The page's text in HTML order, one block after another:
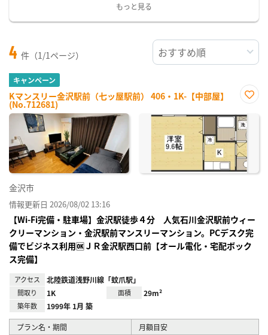
もっと見る
4 件（1/1ページ）
キャンペーン
Kマンスリー金沢駅前（七ッ屋駅前） 406・1K-【中部屋】
(No.712681)
に入
り登
録
金沢市
情報更新日 2026/08/02 13:16
【Wi-Fi完備・駐車場】金沢駅徒歩４分 人気石川金沢駅前ウィー
クリーマンション・金沢駅前マンスリーマンション。PCデスク完
備でビジネス利用🆗ＪＲ金沢駅西口前【オール電化・宅配ボック
ス完備】
アクセス 北陸鉄道浅野川線「蚊爪駅」
間取り 1K 面積 29m²
築年数 1999年 1月 築
プラン名・期間 月額目安